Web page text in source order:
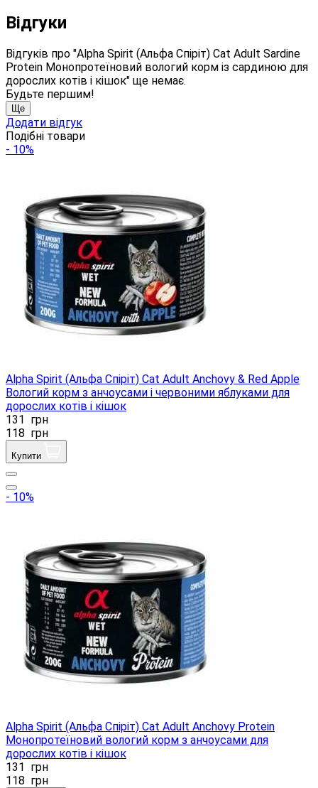
Відгуки
Відгуків про "Alpha Spirit (Альфа Спіріт) Cat Adult Sardine
Protein Монопротеїновий вологий корм із сардиною для
дорослих котів і кішок" ще немає.
Будьте першим!
Ще
Додати відгук
Подібні товари
- 10%
Alpha Spirit (Альфа Спіріт) Cat Adult Anchovy & Red Apple
Вологий корм з анчоусами і червоними яблуками для
дорослих котів і кішок
131 грн
118 грн
Купити
- 10%
Alpha Spirit (Альфа Спіріт) Cat Adult Anchovy Protein
Монопротеїновий вологий корм з анчоусами для
дорослих котів і кішок
131 грн
118 грн